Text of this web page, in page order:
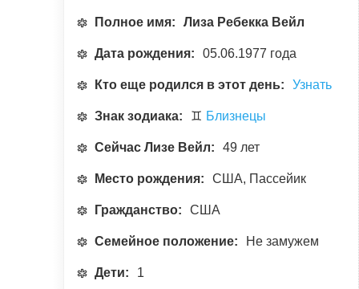
Полное имя: Лиза Ребекка Вейл
Дата рождения: 05.06.1977 года
Кто еще родился в этот день: Узнать
Знак зодиака: ♊ Близнецы
Сейчас Лизе Вейл: 49 лет
Место рождения: США, Пассейик
Гражданство: США
Семейное положение: Не замужем
Дети: 1